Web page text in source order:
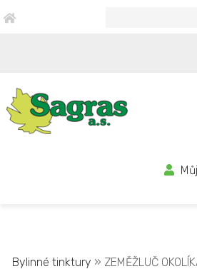
Bylinné tinktury » ZEMĚŽLUČ